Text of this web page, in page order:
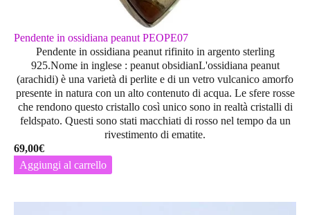
Pendente in ossidiana peanut PEOPE07
Pendente in ossidiana peanut rifinito in argento sterling
925.Nome in inglese : peanut obsidianL'ossidiana peanut
(arachidi) è una varietà di perlite e di un vetro vulcanico amorfo
presente in natura con un alto contenuto di acqua. Le sfere rosse
che rendono questo cristallo così unico sono in realtà cristalli di
feldspato. Questi sono stati macchiati di rosso nel tempo da un
rivestimento di ematite.
69,00€
Aggiungi al carrello